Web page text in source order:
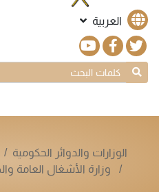
العربية
الوزارات والدوائر الحكومية
وزارة الأشغال العامة